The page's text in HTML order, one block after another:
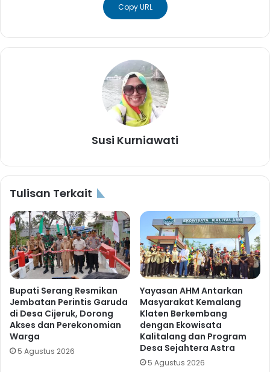
Copy URL
Susi Kurniawati
Tulisan Terkait
Bupati Serang Resmikan
Jembatan Perintis Garuda
di Desa Cijeruk, Dorong
Akses dan Perekonomian
Warga
5 Agustus 2026
Yayasan AHM Antarkan
Masyarakat Kemalang
Klaten Berkembang
dengan Ekowisata
Kalitalang dan Program
Desa Sejahtera Astra
5 Agustus 2026